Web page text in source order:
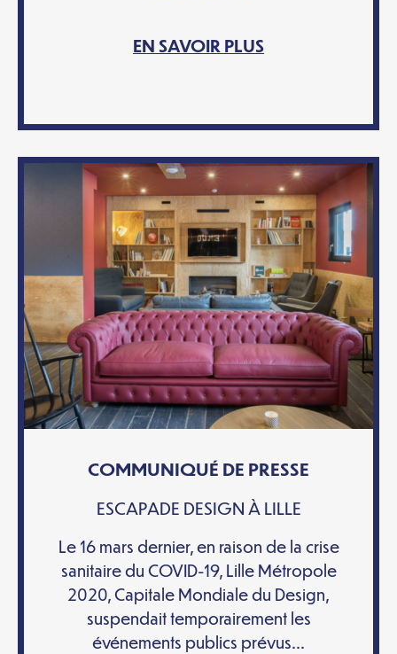
EN SAVOIR PLUS
COMMUNIQUÉ DE PRESSE
ESCAPADE DESIGN À LILLE
Le 16 mars dernier, en raison de la crise
sanitaire du COVID-19, Lille Métropole
2020, Capitale Mondiale du Design,
suspendait temporairement les
événements publics prévus...